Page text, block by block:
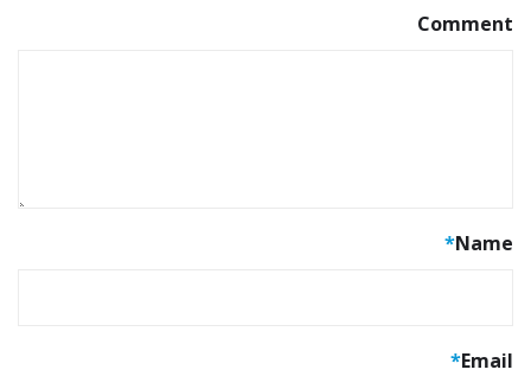
Comment
Name
*
Email
*